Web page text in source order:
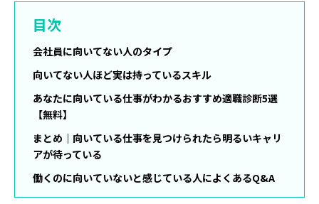
目次
会社員に向いてない人のタイプ
向いてない人ほど実は持っているスキル
あなたに向いている仕事がわかるおすすめ適職診断5選
【無料】
まとめ｜向いている仕事を見つけられたら明るいキャリ
アが待っている
働くのに向いていないと感じている人によくあるQ&A